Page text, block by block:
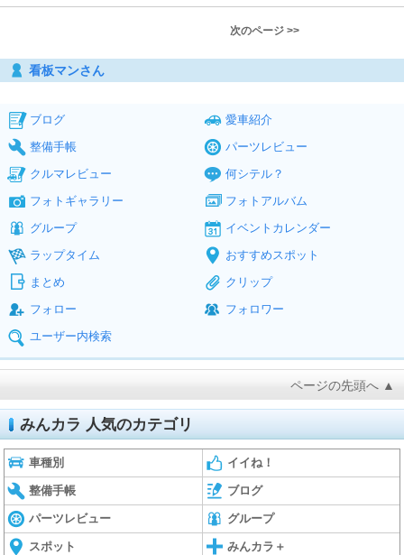
次のページ >>
看板マンさん
ブログ
愛車紹介
整備手帳
パーツレビュー
クルマレビュー
何シテル？
フォトギャラリー
フォトアルバム
グループ
イベントカレンダー
ラップタイム
おすすめスポット
まとめ
クリップ
フォロー
フォロワー
ユーザー内検索
ページの先頭へ ▲
みんカラ 人気のカテゴリ
車種別 イイね！
整備手帳 ブログ
パーツレビュー グループ
スポット みんカラ＋